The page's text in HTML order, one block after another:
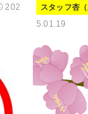
202
スタッフ杏
5.01.19